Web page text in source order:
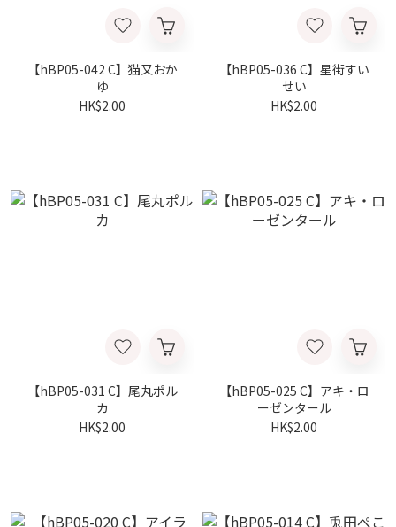
【hBP05-042 C】猫又おか
ゆ
HK$2.00
【hBP05-036 C】星街すい
せい
HK$2.00
【hBP05-031 C】尾丸ポル
カ
HK$2.00
【hBP05-025 C】アキ・ロ
ーゼンタール
HK$2.00